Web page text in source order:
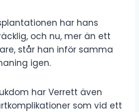
har hans
och nu, mer än ett
står han inför samma
igen.
har Verrett även
som vid ett